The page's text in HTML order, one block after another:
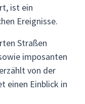
ist ein
Ereignisse.
Straßen
imposanten
von der
einen Einblick in